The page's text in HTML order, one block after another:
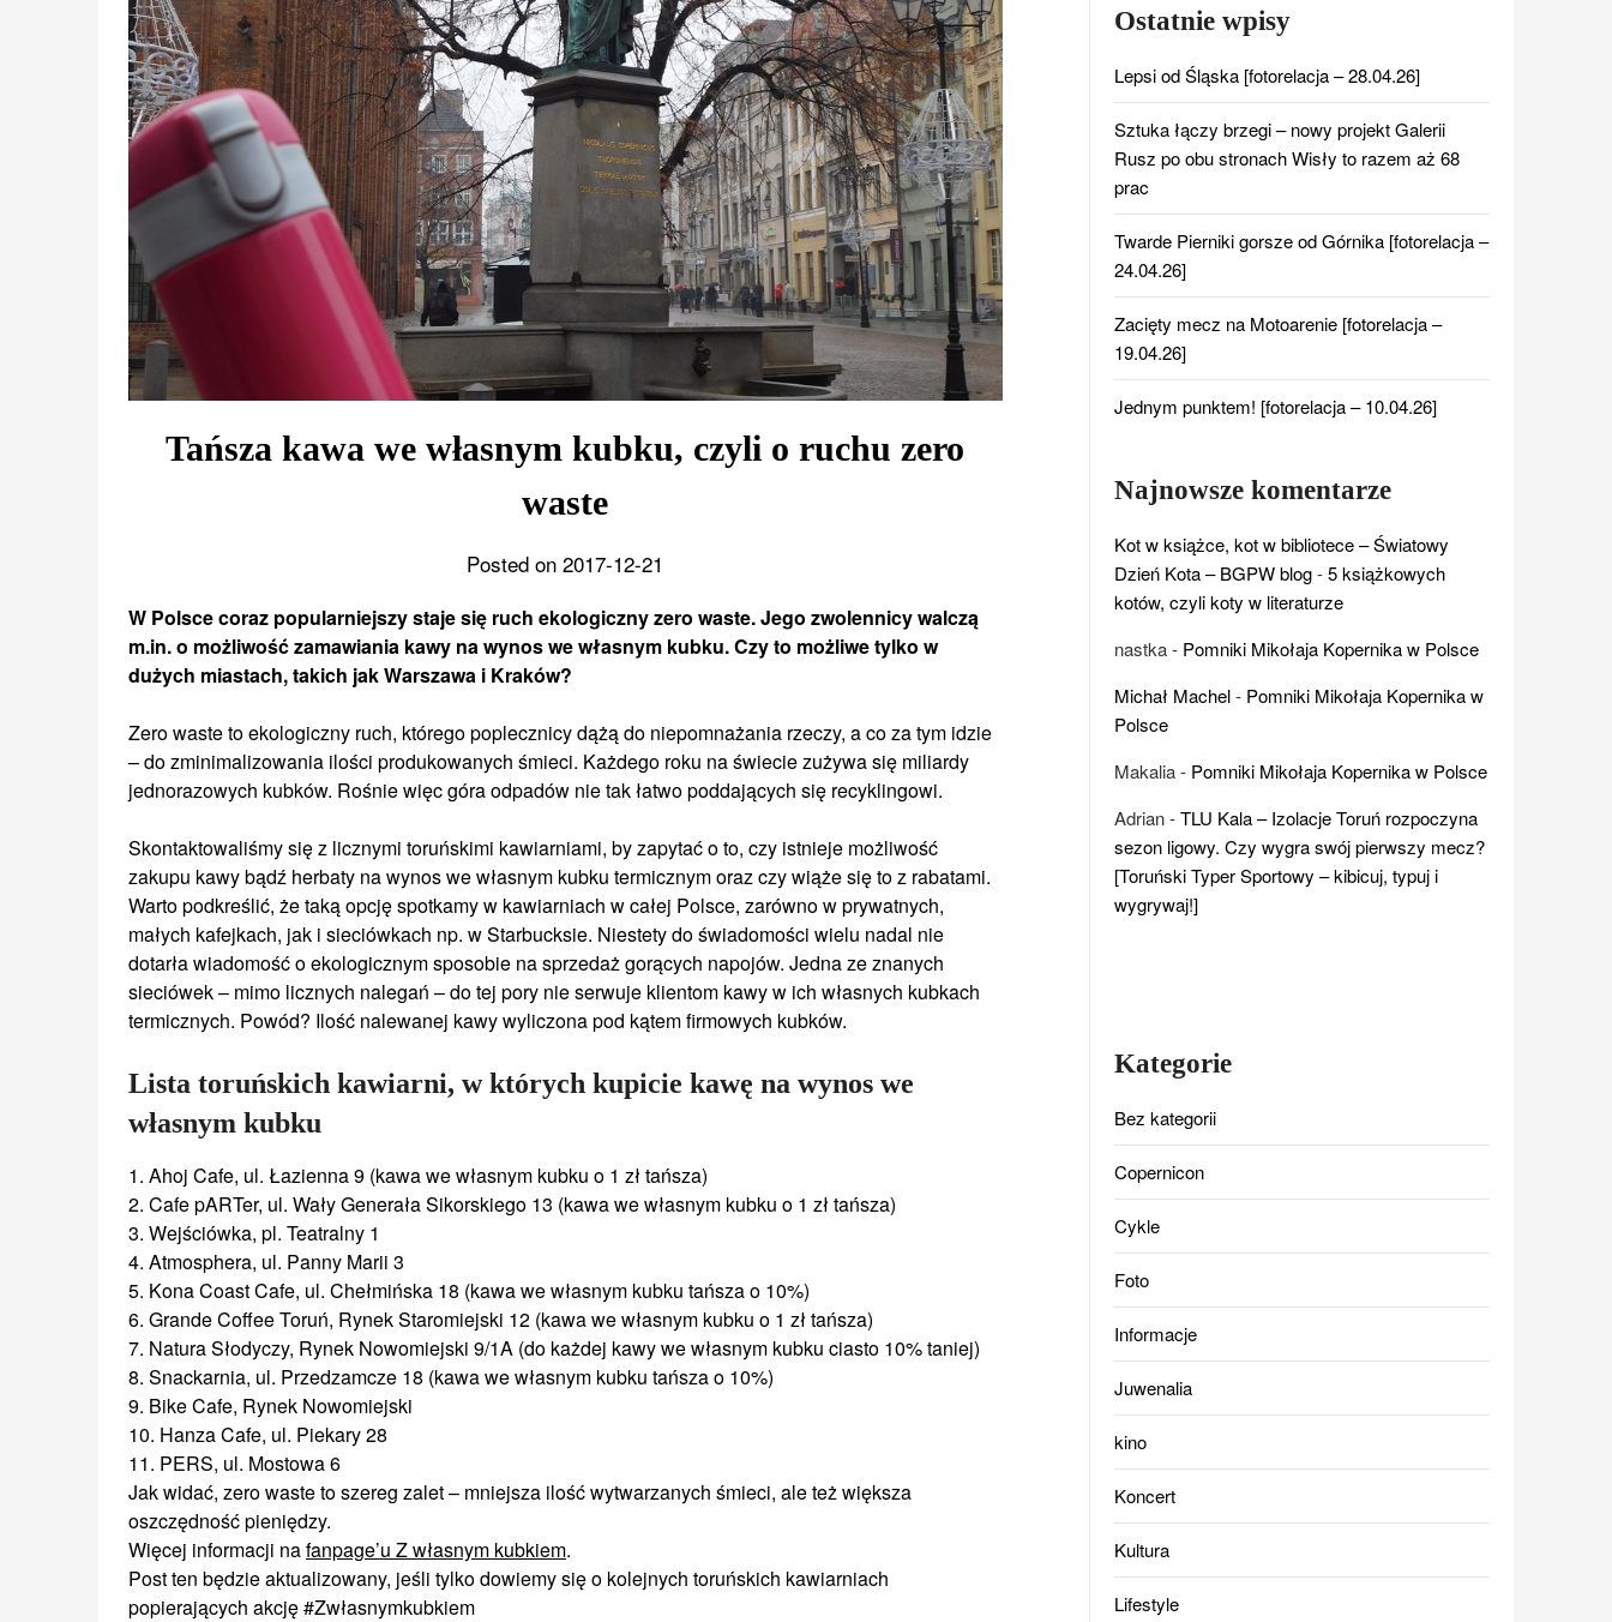
Tańsza kawa we własnym kubku, czyli o ruchu zero
waste
Posted on 2017-12-21
W Polsce coraz popularniejszy staje się ruch ekologiczny zero waste. Jego zwolennicy walczą
m.in. o możliwość zamawiania kawy na wynos we własnym kubku. Czy to możliwe tylko w
dużych miastach, takich jak Warszawa i Kraków?
Zero waste to ekologiczny ruch, którego poplecznicy dążą do niepomnażania rzeczy, a co za tym idzie
– do zminimalizowania ilości produkowanych śmieci. Każdego roku na świecie zużywa się miliardy
jednorazowych kubków. Rośnie więc góra odpadów nie tak łatwo poddających się recyklingowi.
Skontaktowaliśmy się z licznymi toruńskimi kawiarniami, by zapytać o to, czy istnieje możliwość
zakupu kawy bądź herbaty na wynos we własnym kubku termicznym oraz czy wiąże się to z rabatami.
Warto podkreślić, że taką opcję spotkamy w kawiarniach w całej Polsce, zarówno w prywatnych,
małych kafejkach, jak i sieciówkach np. w Starbucksie. Niestety do świadomości wielu nadal nie
dotarła wiadomość o ekologicznym sposobie na sprzedaż gorących napojów. Jedna ze znanych
sieciówek – mimo licznych nalegań – do tej pory nie serwuje klientom kawy w ich własnych kubkach
termicznych. Powód? Ilość nalewanej kawy wyliczona pod kątem firmowych kubków.
Lista toruńskich kawiarni, w których kupicie kawę na wynos we
własnym kubku
1. Ahoj Cafe, ul. Łazienna 9 (kawa we własnym kubku o 1 zł tańsza)
2. Cafe pARTer, ul. Wały Generała Sikorskiego 13 (kawa we własnym kubku o 1 zł tańsza)
3. Wejściówka, pl. Teatralny 1
4. Atmosphera, ul. Panny Marii 3
5. Kona Coast Cafe, ul. Chełmińska 18 (kawa we własnym kubku tańsza o 10%)
6. Grande Coffee Toruń, Rynek Staromiejski 12 (kawa we własnym kubku o 1 zł tańsza)
7. Natura Słodyczy, Rynek Nowomiejski 9/1A (do każdej kawy we własnym kubku ciasto 10% taniej)
8. Snackarnia, ul. Przedzamcze 18 (kawa we własnym kubku tańsza o 10%)
9. Bike Cafe, Rynek Nowomiejski
10. Hanza Cafe, ul. Piekary 28
11. PERS, ul. Mostowa 6
Jak widać, zero waste to szereg zalet – mniejsza ilość wytwarzanych śmieci, ale też większa
oszczędność pieniędzy.
Więcej informacji nafanpage’u Z własnym kubkiem.
Post ten będzie aktualizowany, jeśli tylko dowiemy się o kolejnych toruńskich kawiarniach
popierających akcję #Zwłasnymkubkiem
Ostatnie wpisy
Lepsi od Śląska [fotorelacja – 28.04.26]
Sztuka łączy brzegi – nowy projekt Galerii
Rusz po obu stronach Wisły to razem aż 68
prac
Twarde Pierniki gorsze od Górnika [fotorelacja –
24.04.26]
Zacięty mecz na Motoarenie [fotorelacja –
19.04.26]
Jednym punktem! [fotorelacja – 10.04.26]
Najnowsze komentarze
Kot w książce, kot w bibliotece – Światowy
Dzień Kota – BGPW blog-5 książkowych
kotów, czyli koty w literaturze
nastka- Pomniki Mikołaja Kopernika w Polsce
Michał Machel- Pomniki Mikołaja Kopernika w
Polsce
Makalia- Pomniki Mikołaja Kopernika w Polsce
Adrian-TLU Kala – Izolacje Toruń rozpoczyna
sezon ligowy. Czy wygra swój pierwszy mecz?
[Toruński Typer Sportowy – kibicuj, typuj i
wygrywaj!]
Kategorie
Bez kategorii
Copernicon
Cykle
Foto
Informacje
Juwenalia
kino
Koncert
Kultura
Lifestyle